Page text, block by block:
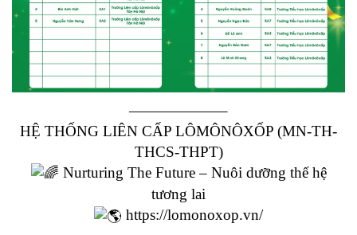
——————–
HỆ THỐNG LIÊN CẤP LÔMÔNÔXỐP (MN-TH-
THCS-THPT)
Nurturing The Future – Nuôi dưỡng thế hệ
tương lai
https://lomonoxop.vn/